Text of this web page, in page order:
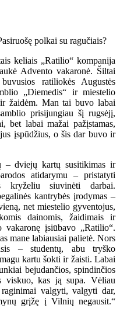
keliais „Ratilio“ kompanija
Advento vakaronė. Šiltai
ratiliokės Augustės
„Diemedis“ ir miestelio
žaidėm. Man tai buvo labai
prisijungiau šį rugsėjį,
bet labai mažai pažįstamas,
įspūdžius, o šis dar buvo ir
– dviejų kartų susitikimas ir
atidarymu – pristatyti
kryželiu siuvinėti darbai.
kantrybės įrodymas –
net miestelio gyventojus,
dainomis, žaidimais ir
vakaronę įsiūbavo „Ratilio“.
mane labiausiai palietė. Nors
– studentų, abu tryško
kartu šokti ir žaisti. Labai
bejudančios, spindinčios
viskuo, kas ją supa. Vėliau
valgyti, valgyti dar,
grįžę į Vilnių negausit.“